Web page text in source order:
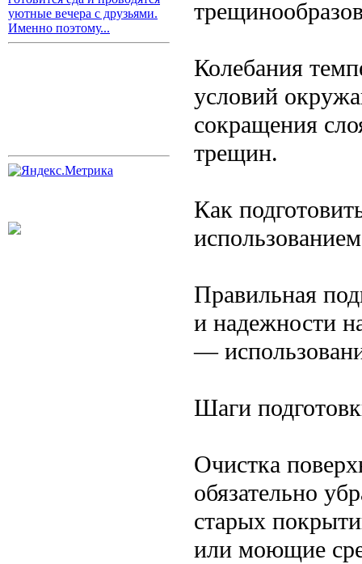
уютные вечера с друзьями.
Именно поэтому...
Колебания
условий
сокращения
трещин.
Как
Правильная
и надежности
—
Шаги
Очистка
обязательно
старых
или моющие